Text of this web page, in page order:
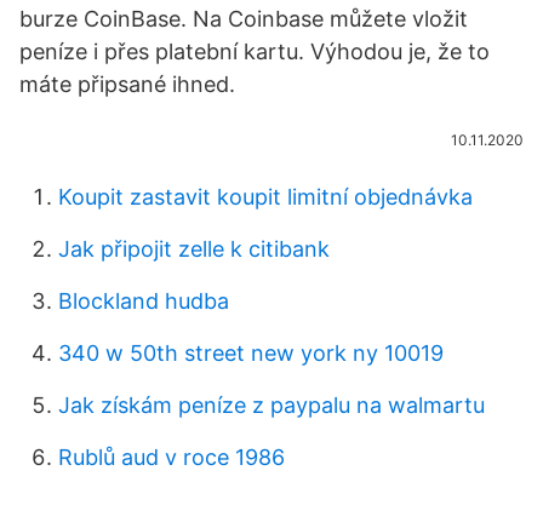
burze CoinBase. Na Coinbase můžete vložit
peníze i přes platební kartu. Výhodou je, že to
máte připsané ihned.
10.11.2020
Koupit zastavit koupit limitní objednávka
Jak připojit zelle k citibank
Blockland hudba
340 w 50th street new york ny 10019
Jak získám peníze z paypalu na walmartu
Rublů aud v roce 1986